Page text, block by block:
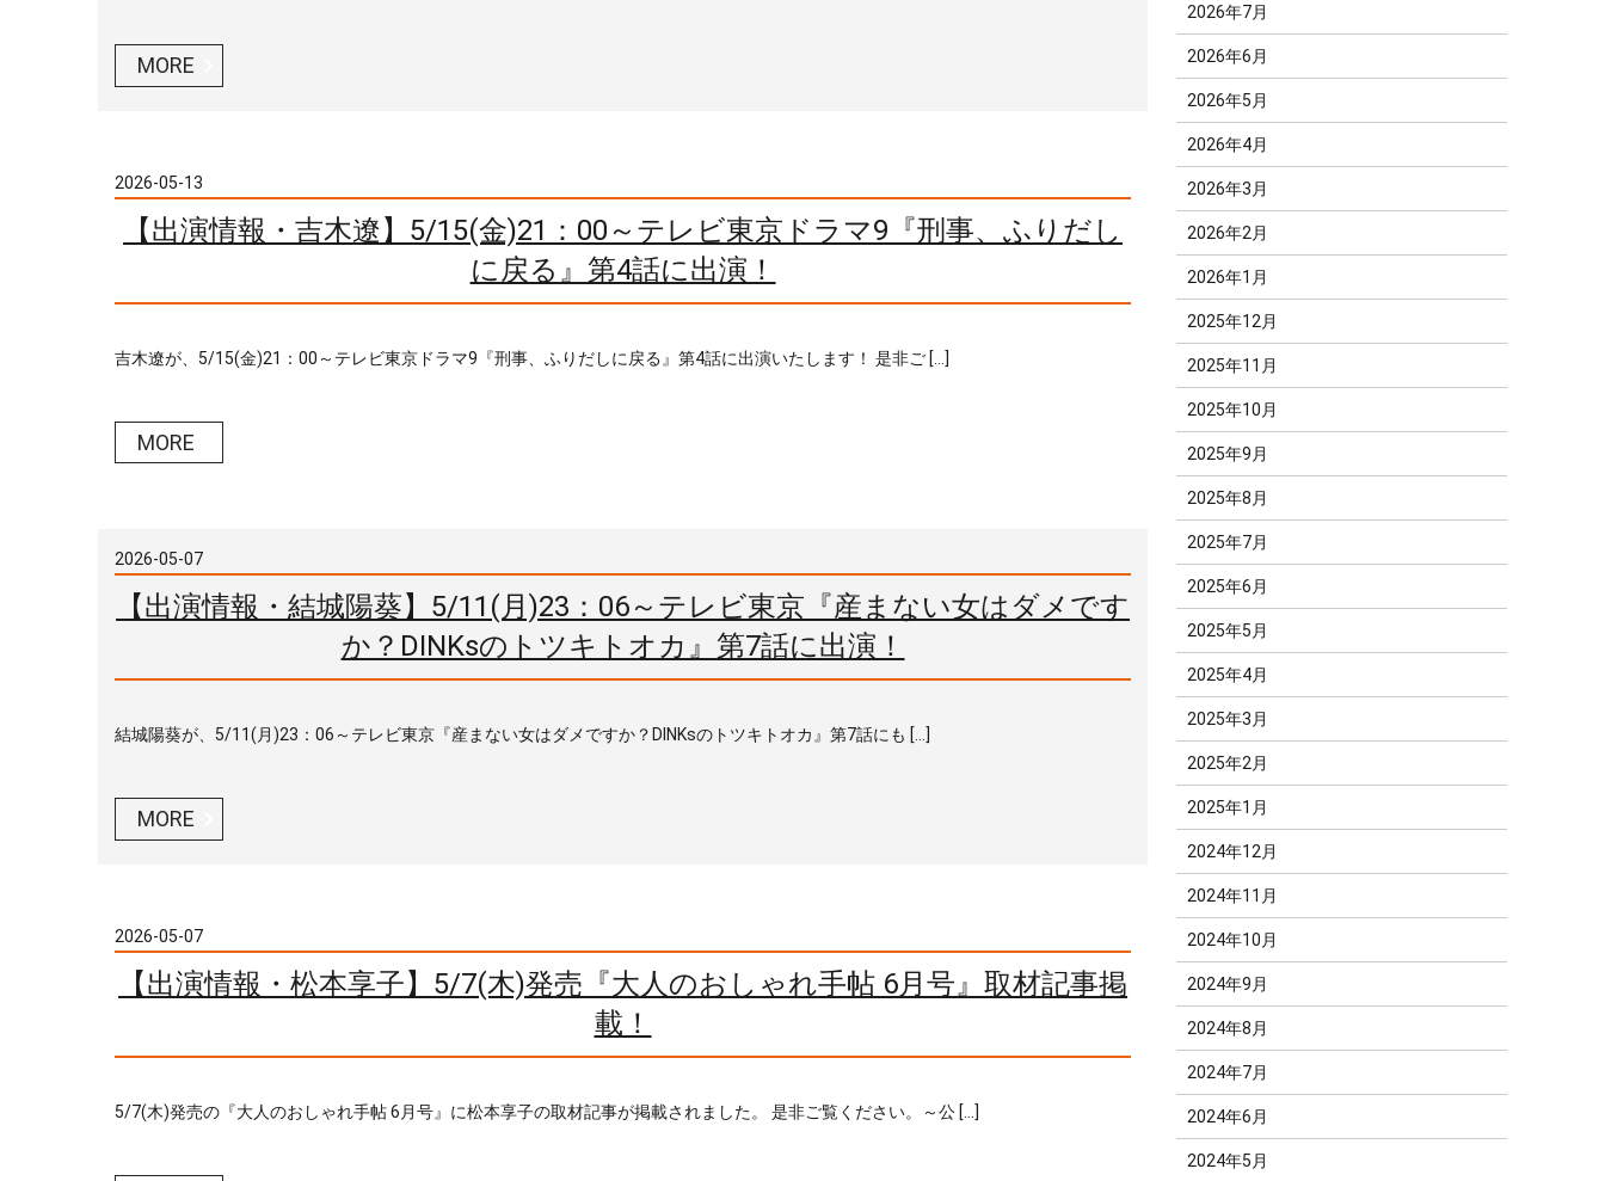
MORE
2026-05-13
【出演情報・吉木遼】5/15(金)21：00～テレビ東京ドラマ9『刑事、ふりだし
に戻る』第4話に出演！
吉木遼が、5/15(金)21：00～テレビ東京ドラマ9『刑事、ふりだしに戻る』第4話に出演いたします！ 是非ご […]
MORE
2026-05-07
【出演情報・結城陽葵】5/11(月)23：06～テレビ東京『産まない女はダメです
か？DINKsのトツキトオカ』第7話に出演！
結城陽葵が、5/11(月)23：06～テレビ東京『産まない女はダメですか？DINKsのトツキトオカ』第7話にも […]
MORE
2026-05-07
【出演情報・松本享子】5/7(木)発売『大人のおしゃれ手帖 6月号』取材記事掲
載！
5/7(木)発売の『大人のおしゃれ手帖 6月号』に松本享子の取材記事が掲載されました。 是非ご覧ください。～公 […]
2026年7月
2026年6月
2026年5月
2026年4月
2026年3月
2026年2月
2026年1月
2025年12月
2025年11月
2025年10月
2025年9月
2025年8月
2025年7月
2025年6月
2025年5月
2025年4月
2025年3月
2025年2月
2025年1月
2024年12月
2024年11月
2024年10月
2024年9月
2024年8月
2024年7月
2024年6月
2024年5月